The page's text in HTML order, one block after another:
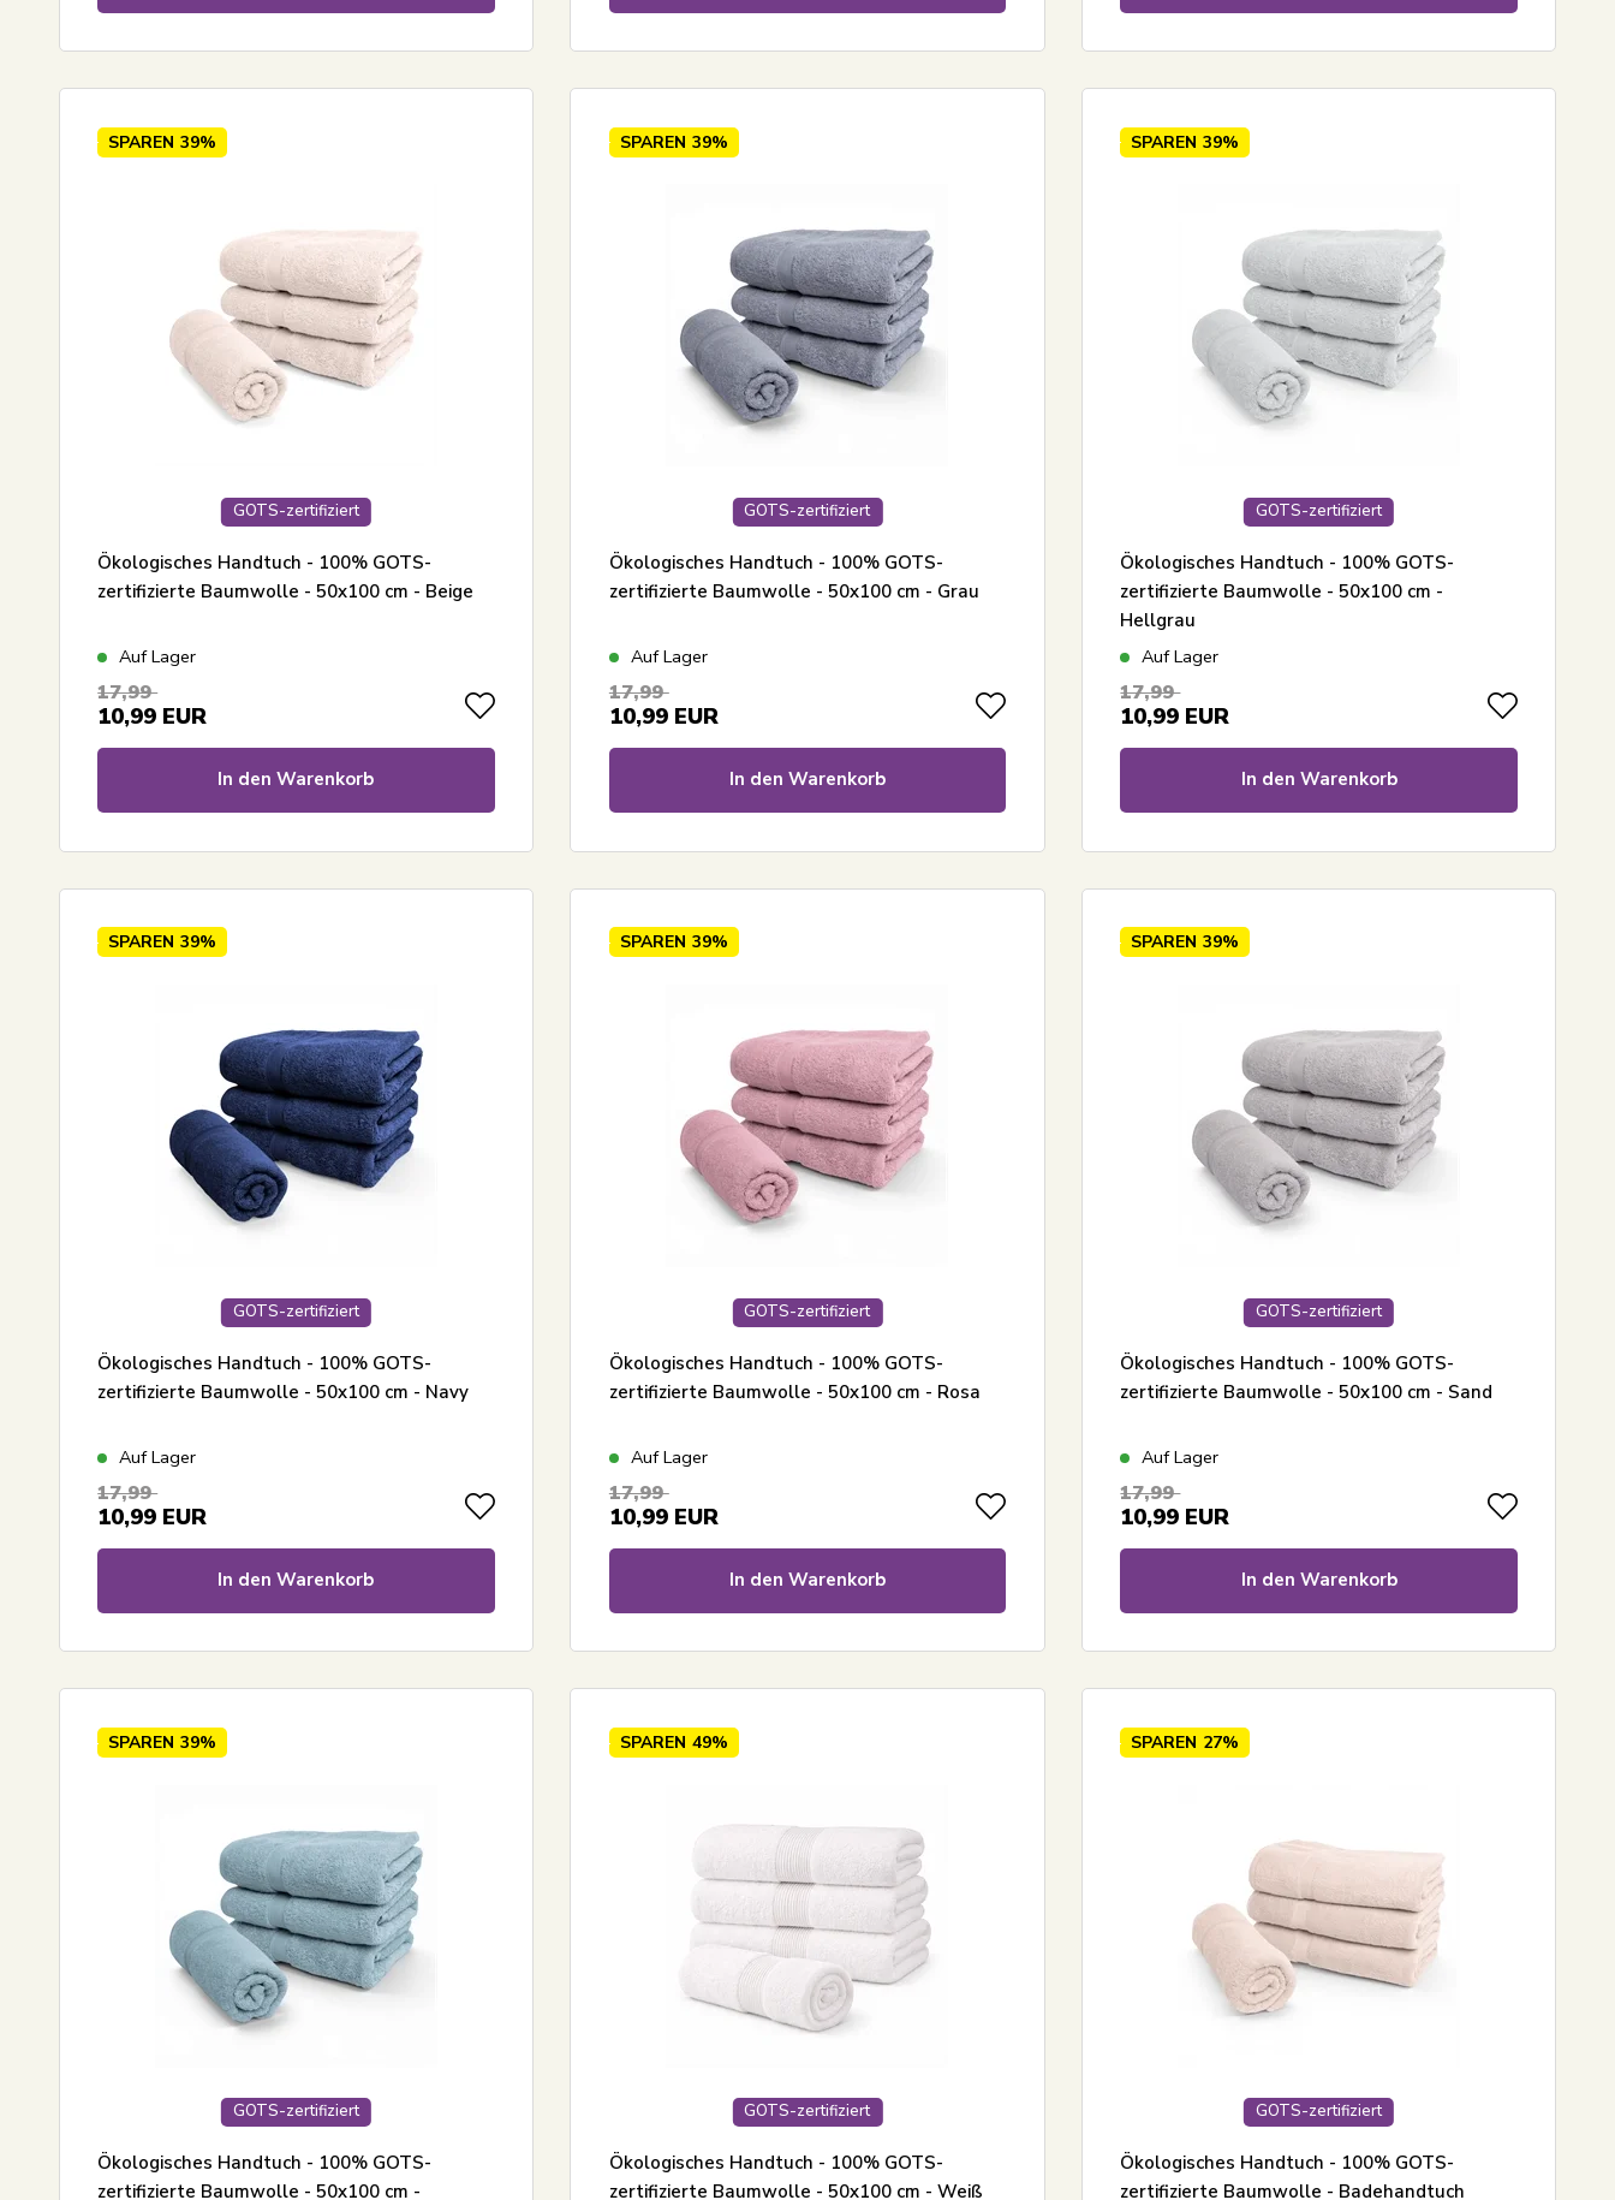
GOTS-zertifiziert
SPAREN 39%
Ökologisches Handtuch - 100% GOTS-
zertifizierte Baumwolle - 50x100 cm - Beige
Auf Lager
17,99
10,99 EUR
In den Warenkorb
GOTS-zertifiziert
SPAREN 39%
Ökologisches Handtuch - 100% GOTS-
zertifizierte Baumwolle - 50x100 cm - Grau
Auf Lager
17,99
10,99 EUR
In den Warenkorb
GOTS-zertifiziert
SPAREN 39%
Ökologisches Handtuch - 100% GOTS-
zertifizierte Baumwolle - 50x100 cm -
Hellgrau
Auf Lager
17,99
10,99 EUR
In den Warenkorb
GOTS-zertifiziert
SPAREN 39%
Ökologisches Handtuch - 100% GOTS-
zertifizierte Baumwolle - 50x100 cm - Navy
Auf Lager
17,99
10,99 EUR
In den Warenkorb
GOTS-zertifiziert
SPAREN 39%
Ökologisches Handtuch - 100% GOTS-
zertifizierte Baumwolle - 50x100 cm - Rosa
Auf Lager
17,99
10,99 EUR
In den Warenkorb
GOTS-zertifiziert
SPAREN 39%
Ökologisches Handtuch - 100% GOTS-
zertifizierte Baumwolle - 50x100 cm - Sand
Auf Lager
17,99
10,99 EUR
In den Warenkorb
GOTS-zertifiziert
SPAREN 39%
Ökologisches Handtuch - 100% GOTS-
zertifizierte Baumwolle - 50x100 cm -
GOTS-zertifiziert
SPAREN 49%
Ökologisches Handtuch - 100% GOTS-
zertifizierte Baumwolle - 50x100 cm - Weiß
GOTS-zertifiziert
SPAREN 27%
Ökologisches Handtuch - 100% GOTS-
zertifizierte Baumwolle - Badehandtuch